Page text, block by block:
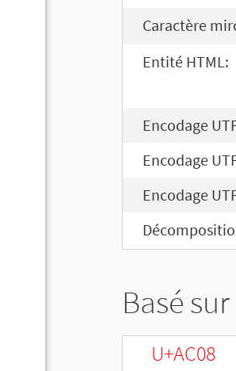
Caractère
Entité HTML:
Encodage
Encodage
Encodage
Basé sur
U+AC08